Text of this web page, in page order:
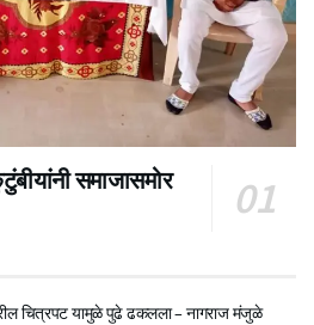
समाजासमोर
चित्रपट यामुळे पुढे ढकलला – नागराज मंजुळे